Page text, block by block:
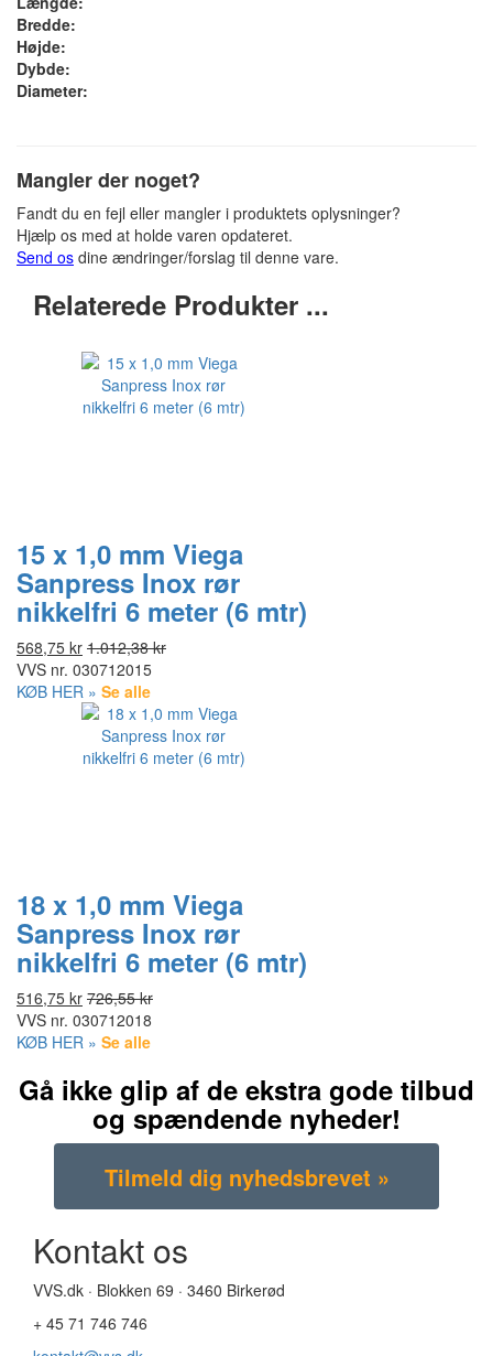
Bredde:
Højde:
Dybde:
Diameter:
Mangler der noget?
Fandt du en fejl eller mangler i produktets oplysninger?
Hjælp os med at holde varen opdateret.
Send os dine ændringer/forslag til denne vare.
Relaterede Produkter ...
15 x 1,0 mm Viega
Sanpress Inox rør
nikkelfri 6 meter (6 mtr)
568,75 kr 1.012,38 kr
VVS nr. 030712015
KØB HER » Se alle
18 x 1,0 mm Viega
Sanpress Inox rør
nikkelfri 6 meter (6 mtr)
516,75 kr 726,55 kr
VVS nr. 030712018
KØB HER » Se alle
Gå ikke glip af de ekstra gode tilbud
og spændende nyheder!
Kontakt os
VVS.dk · Blokken 69 · 3460 Birkerød
+ 45 71 746 746